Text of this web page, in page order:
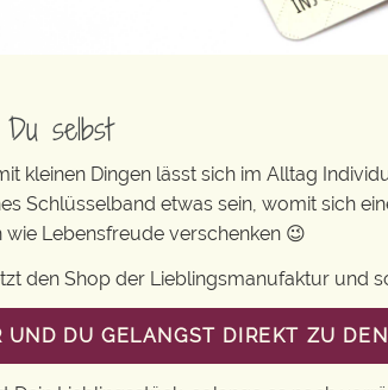
selbst
kleinen Dingen lässt sich im Alltag
Schlüsselband etwas sein, womit sich
wie Lebensfreude verschenken 😉
den Shop der Lieblingsmanufaktur und
UND DU GELANGST DIREKT ZU